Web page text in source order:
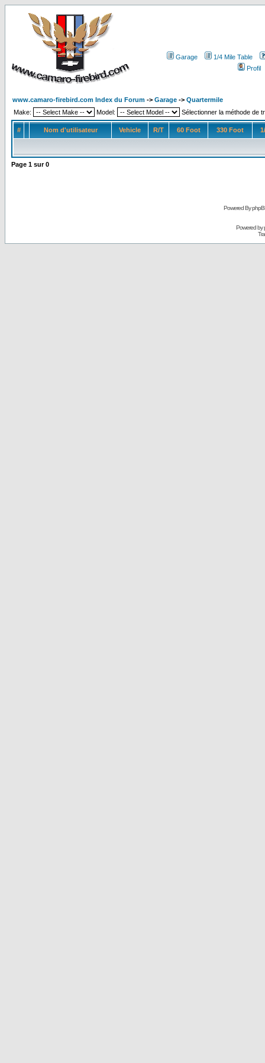
Garage
1/4 Mile Table
Profil
www.camaro-firebird.com Index du Forum -> Garage -> Quartermile
Make:
Model: Sélectionner la méthode de
# Nom d'utilisateur Vehicle R/T 60 Foot 330 Foot
Page 1 sur0
Powered By
Powered by